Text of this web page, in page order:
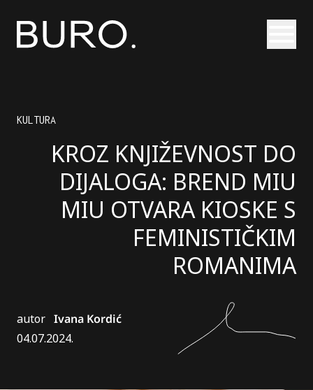
KULTURA
KROZ KNJIŽEVNOST DO
DIJALOGA: BREND MIU
MIU OTVARA KIOSKE S
FEMINISTIČKIM
ROMANIMA
autor Ivana Kordić
04.07.2024.